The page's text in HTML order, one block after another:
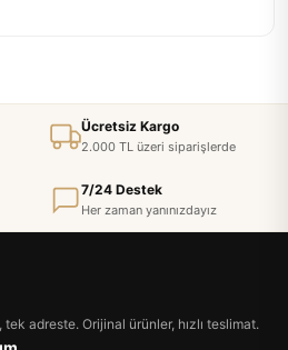
Ücretsiz Kargo
2.000 TL üzeri siparişlerde
7/24 Destek
Her zaman yanınızdayız
tek adreste. Orijinal ürünler, hızlı teslimat.